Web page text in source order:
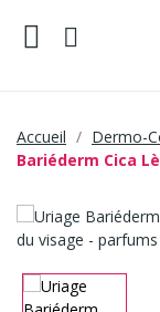
Accueil Dermo-
Bariéderm Cica